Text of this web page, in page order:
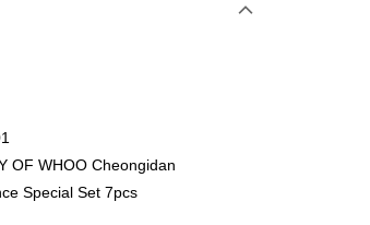
OF WHOO Cheongidan
Special Set 7pcs